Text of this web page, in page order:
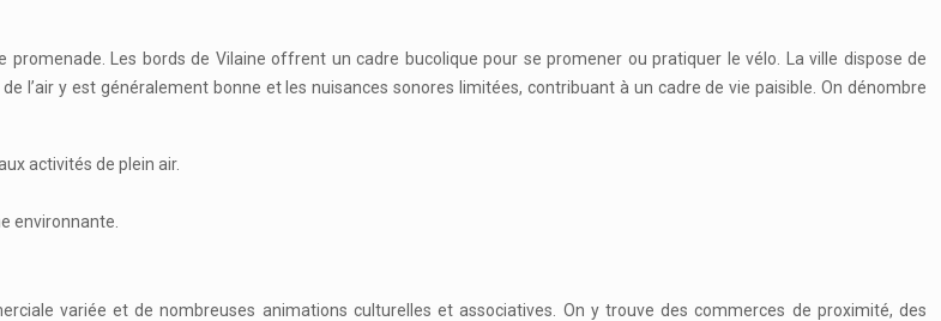
Les bords de Vilaine offrent un cadre bucolique pour se promener ou pratiquer le vélo. La ville dispose de
l’air y est généralement bonne et les nuisances sonores limitées, contribuant à un cadre de vie paisible. On dénombre
activités de plein air.
environnante.
variée et de nombreuses animations culturelles et associatives. On y trouve des commerces de proximité, des